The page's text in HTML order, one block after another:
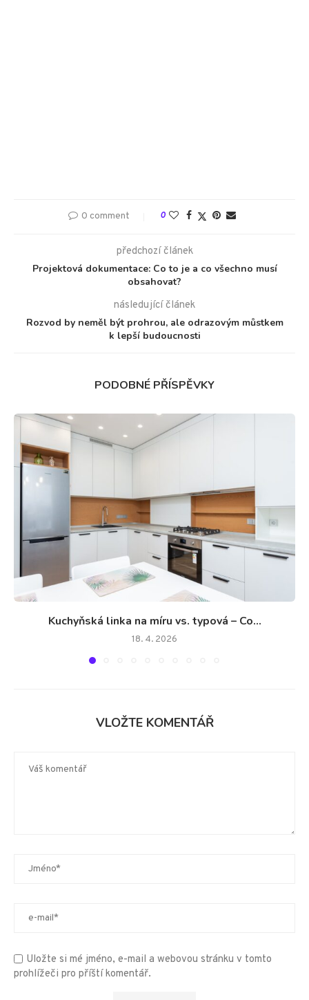
0 comment 0
předchozí článek
Projektová dokumentace: Co to je a co všechno musí
obsahovat?
následující článek
Rozvod by neměl být prohrou, ale odrazovým můstkem
k lepší budoucnosti
PODOBNÉ PŘÍSPĚVKY
Kuchyňská linka na míru vs. typová – Co...
18. 4. 2026
VLOŽTE KOMENTÁŘ
Uložte si mé jméno, e-mail a webovou stránku v tomto
prohlížeči pro příští komentář.